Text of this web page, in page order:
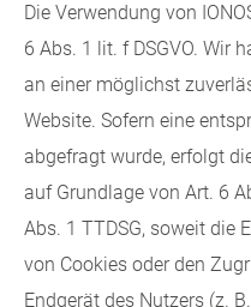
Die Verwendung von
6 Abs. 1 lit. f DSGVO. Wir
an einer möglichst
Website. Sofern eine
abgefragt wurde, erfolgt
auf Grundlage von Art. 6
Abs. 1 TTDSG, soweit die
von Cookies oder den
Endgerät des Nutzers (z.